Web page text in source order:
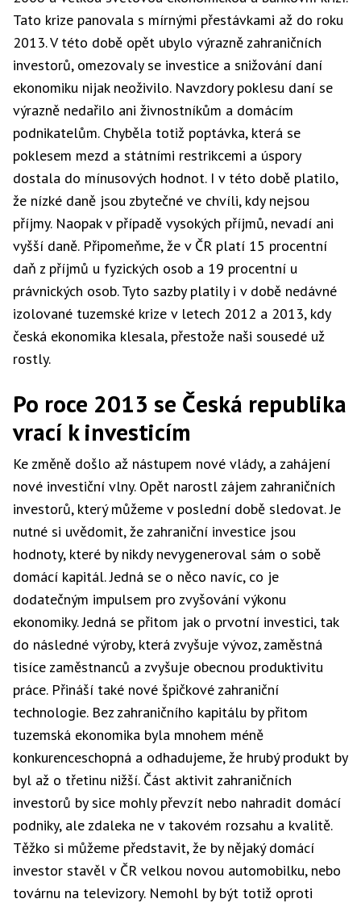
Tato krize panovala s mírnými přestávkami až do roku
2013. V této době opět ubylo výrazně zahraničních
investorů, omezovaly se investice a snižování daní
ekonomiku nijak neoživilo. Navzdory poklesu daní se
výrazně nedařilo ani živnostníkům a domácím
podnikatelům. Chyběla totiž poptávka, která se
poklesem mezd a státními restrikcemi a úspory
dostala do mínusových hodnot. I v této době platilo,
že nízké daně jsou zbytečné ve chvíli, kdy nejsou
příjmy. Naopak v případě vysokých příjmů, nevadí ani
vyšší daně. Připomeňme, že v ČR platí 15 procentní
daň z příjmů u fyzických osob a 19 procentní u
právnických osob. Tyto sazby platily i v době nedávné
izolované tuzemské krize v letech 2012 a 2013, kdy
česká ekonomika klesala, přestože naši sousedé už
rostly.
Po roce 2013 se Česká republika
vrací k investicím
Ke změně došlo až nástupem nové vlády, a zahájení
nové investiční vlny. Opět narostl zájem zahraničních
investorů, který můžeme v poslední době sledovat. Je
nutné si uvědomit, že zahraniční investice jsou
hodnoty, které by nikdy nevygeneroval sám o sobě
domácí kapitál. Jedná se o něco navíc, co je
dodatečným impulsem pro zvyšování výkonu
ekonomiky. Jedná se přitom jak o prvotní investici, tak
do následné výroby, která zvyšuje vývoz, zaměstná
tisíce zaměstnanců a zvyšuje obecnou produktivitu
práce. Přináší také nové špičkové zahraniční
technologie. Bez zahraničního kapitálu by přitom
tuzemská ekonomika byla mnohem méně
konkurenceschopná a odhadujeme, že hrubý produkt by
byl až o třetinu nižší. Část aktivit zahraničních
investorů by sice mohly převzít nebo nahradit domácí
podniky, ale zdaleka ne v takovém rozsahu a kvalitě.
Těžko si můžeme představit, že by nějaký domácí
investor stavěl v ČR velkou novou automobilku, nebo
továrnu na televizory. Nemohl by být totiž oproti